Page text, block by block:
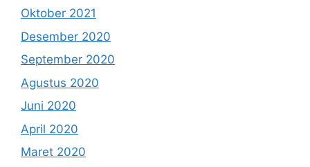
Oktober 2021
Desember 2020
September 2020
Agustus 2020
Juni 2020
April 2020
Maret 2020